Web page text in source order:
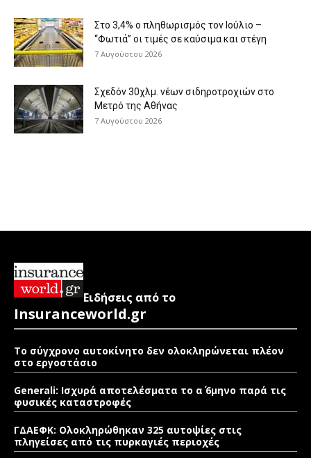
Στο 3,4% ο πληθωρισμός τον Ιούλιο –
“Φωτιά” οι τιμές σε καύσιμα και στέγη
7 Αυγούστου 2026
Σχεδόν 30χλμ. νέων σιδηροτροχιών στο
Μετρό της Αθήνας
7 Αυγούστου 2026
Ειδήσεις από το
Insuranceworld.gr
Το σύγχρονο αυτοκίνητο δεν ολοκληρώνεται πλέον
στο εργοστάσιο
Generali: Ισχυρά αποτελέσματα το α΄ 6μηνο παρά τις
φυσικές καταστροφές
ΓΔΑΕΦΚ: Ολοκληρώθηκαν 325 αυτοψίες στις
πληγείσες από τις πυρκαγιές περιοχές